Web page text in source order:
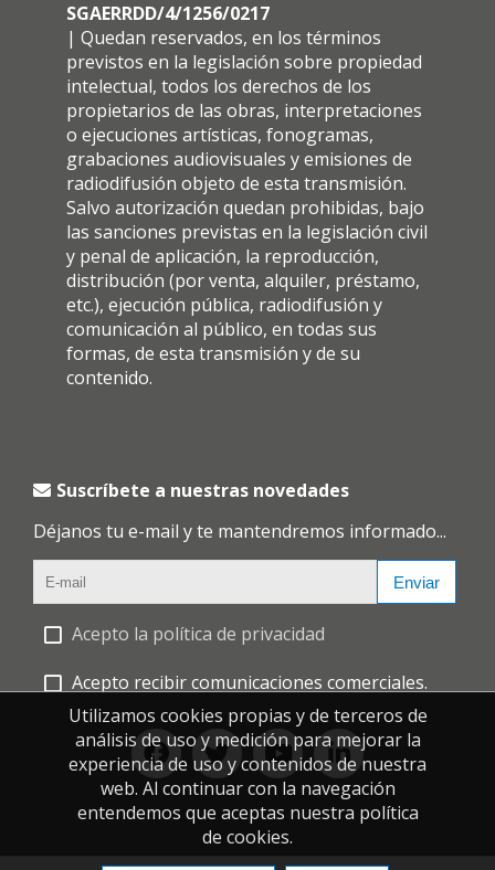
SGAERRDD/4/1256/0217
| Quedan reservados, en los términos
previstos en la legislación sobre propiedad
intelectual, todos los derechos de los
propietarios de las obras, interpretaciones
o ejecuciones artísticas, fonogramas,
grabaciones audiovisuales y emisiones de
radiodifusión objeto de esta transmisión.
Salvo autorización quedan prohibidas, bajo
las sanciones previstas en la legislación civil
y penal de aplicación, la reproducción,
distribución (por venta, alquiler, préstamo,
etc.), ejecución pública, radiodifusión y
comunicación al público, en todas sus
formas, de esta transmisión y de su
contenido.
Suscríbete a nuestras novedades
Déjanos tu e-mail y te mantendremos informado...
Enviar
Acepto la política de privacidad
Acepto recibir comunicaciones comerciales.
Utilizamos cookies propias y de terceros de
análisis de uso y medición para mejorar la
experiencia de uso y contenidos de nuestra
web. Al continuar con la navegación
entendemos que aceptas nuestra política
de cookies.